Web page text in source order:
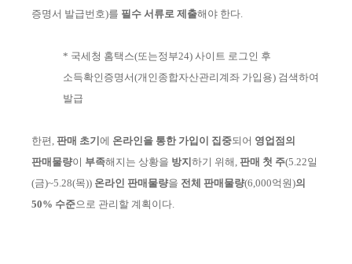
증명서 발급번호)를 필수 서류로 제출해야 한다.
* 국세청 홈택스(또는정부24) 사이트 로그인 후
소득확인증명서(개인종합자산관리계좌 가입용) 검색하여
발급
한편, 판매 초기 에 온라인을 통한 가입이 집중되어 영업점의
판매물량이 부족해지는 상황을 방지 하기 위해, 판매 첫 주(5.22일
(금)~5.28(목)) 온라인 판매 물량을 전체 판매물량(6,000억원)의
50% 수준으로 관리할 계획이다.